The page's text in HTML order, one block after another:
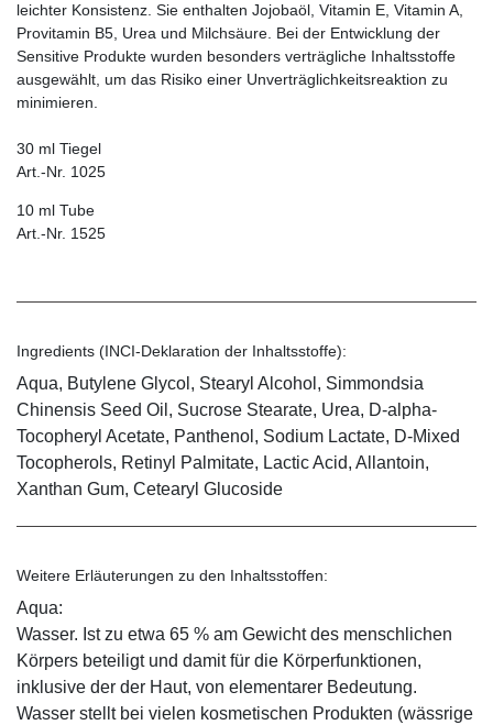
leichter Konsistenz. Sie enthalten Jojobaöl, Vitamin E, Vitamin A,
Provitamin B5, Urea und Milchsäure. Bei der Entwicklung der
Sensitive Pro­dukte wurden besonders verträgliche Inhaltsstoffe
ausgewählt, um das Risiko einer Unverträglichkeitsreaktion zu
minimieren.
30 ml Tiegel
Art.-Nr. 1025
10 ml Tube
Art.-Nr. 1525
Ingredients (INCI-Deklaration der Inhaltsstoffe):
Aqua, Butylene Glycol, Stearyl Alcohol, Simmondsia
Chinensis Seed Oil, Sucrose Stearate, Urea, D-alpha-
Tocopheryl Acetate, Panthenol, Sodium Lactate, D-Mixed
Tocopherols, Retinyl Palmitate, Lactic Acid, Allantoin,
Xanthan Gum, Cetearyl Glucoside
Weitere Erläuterungen zu den Inhaltsstoffen:
Aqua:
Wasser. Ist zu etwa 65 % am Gewicht des menschlichen
Körpers beteiligt und damit für die Körperfunktionen,
inklusive der der Haut, von elementarer Bedeutung.
Wasser stellt bei vielen kosmetischen Produkten (wässrige